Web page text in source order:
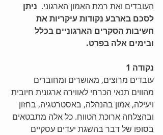
העובדים ואת רמת האמון הארגוני. ניתן
לסכם בארבע נקודות עיקריות את
חשיבות הסקרים הארגוניים בכלל
ובימים אלה בפרט.
נקודה 1
עובדים מרוצים, מאושרים ומחוברים
מהווים תנאי הכרחי לאווירה ארגונית חיובית
ויעילה, אמון בהנהלה, באסטרטגיה, בחזון
ובהצלחה ארוכת הטווח. כל אלה מתבטאים
בסופו של דבר בהשגת יעדים עסקיים